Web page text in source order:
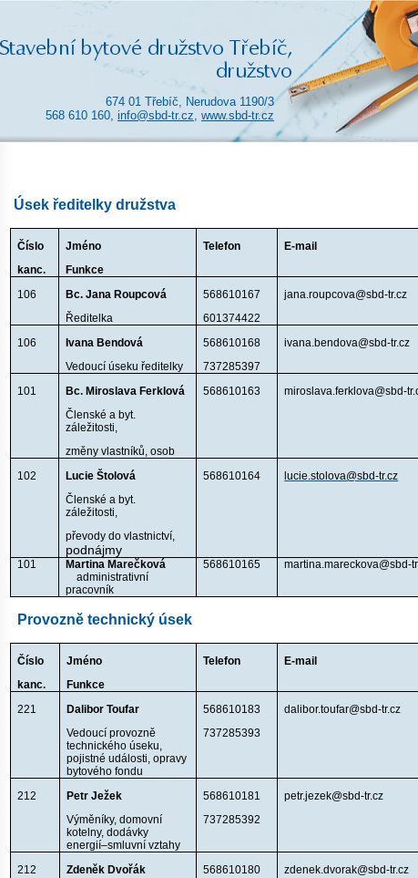
674 01 Třebíč, Nerudova 1190/3
568 610 160, info@sbd-tr.cz, www.sbd-tr.cz
Úsek ředitelky družstva
Číslo
kanc.
Jméno
Funkce
Telefon E-mail
106
Bc. Jana Roupcová
Ředitelka
568610167
601374422
jana.roupcova@sbd-tr.cz
106
Ivana Bendová
Vedoucí úseku ředitelky
568610168
737285397
ivana.bendova@sbd-tr.cz
101
Bc. Miroslava Ferklová
Členské a byt.
záležitosti,
změny vlastníků, osob
568610163 miroslava.ferklova@sbd-
102
Lucie Štolová
Členské a byt.
záležitosti,
převody do vlastnictví,
podnájmy
568610164 lucie.stolova@sbd-tr.cz
101
Martina Marečková
administrativní
pracovník
568610165 martina.mareckova@sbd-
Provozně technický úsek
Číslo
kanc.
Jméno
Funkce
Telefon E-mail
221
Dalibor Toufar
Vedoucí provozně
technického úseku,
pojistné události, opravy
bytového fondu
568610183
737285393
dalibor.toufar@sbd-tr.cz
212
Petr Ježek
Výměníky, domovní
kotelny, dodávky
energií–smluvní vztahy
568610181
737285392
petr.jezek@sbd-tr.cz
212
Zdeněk Dvořák
568610180
zdenek.dvorak@sbd-tr.cz